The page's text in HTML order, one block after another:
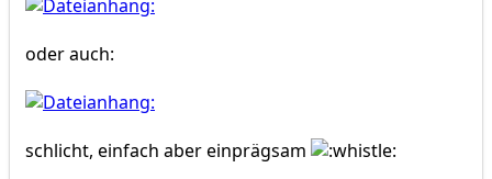
oder auch:
schlicht, einfach aber einprägsam